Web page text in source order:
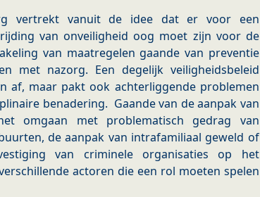
vertrekt vanuit de idee dat er voor een
van onveiligheid oog moet zijn voor de
van maatregelen gaande van preventie
met nazorg. Een degelijk veiligheidsbeleid
af, maar pakt ook achterliggende problemen
benadering. Gaande van de aanpak van
omgaan met problematisch gedrag van
de aanpak van intrafamiliaal geweld of
van criminele organisaties op het
actoren die een rol moeten spelen